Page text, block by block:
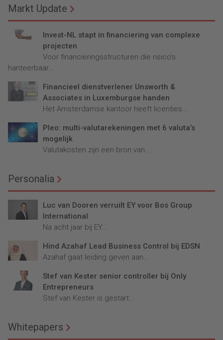
Markt Update
Invest-NL stapt in financiering van complexe
projecten
Voor financieringsstructuren die risico’s
hanteerbaar...
Financieel dienstverlener Unsworth &
Associates in Luxemburgse handen
Het Amsterdamse kantoor heeft licenties...
Pleo: multi-valutarekeningen met 6 valuta’s
mogelijk
Valutakosten zijn een bron van...
Personalia
Luc van Dooren verruilt EY voor Bos Group
International
Na acht jaar bij EY...
Hind Azahaf Lead Business Control bij EDSN
Azahaf gaat leiding geven aan...
Stef van Kester senior controller bij Only
Entrepreneurs
Stef van Kester is gestart...
Whitepapers